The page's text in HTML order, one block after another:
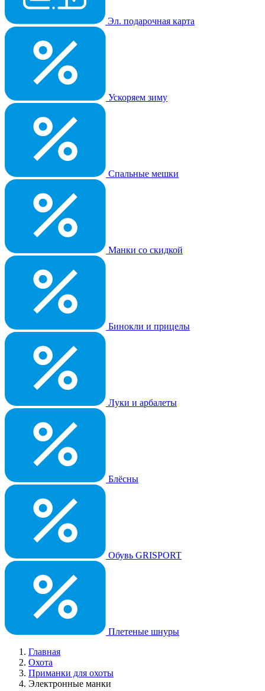
Эл. подарочная карта
Ускоряем зиму
Спальные мешки
Манки со скидкой
Бинокли и прицелы
Луки и арбалеты
Блёсны
Обувь GRISPORT
Плетеные шнуры
Главная
Охота
Приманки для охоты
Электронные манки